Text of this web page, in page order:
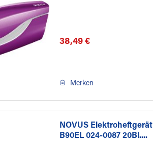
38,49 €
Merken
NOVUS Elektroheftgerät
B90EL 024-0087 20Bl....